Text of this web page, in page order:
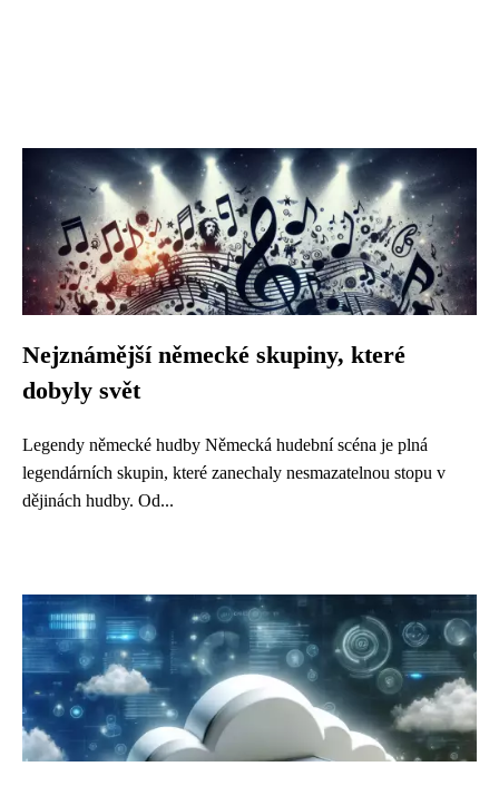
Nejznámější německé skupiny, které
dobyly svět
Legendy německé hudby Německá hudební scéna je plná
legendárních skupin, které zanechaly nesmazatelnou stopu v
dějinách hudby. Od...